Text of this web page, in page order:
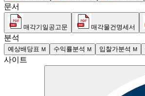
문서
매각기일공고문 매각물건명세서
분석
예상배당표 M 수익률분석 M 입찰가분석 M
사이트